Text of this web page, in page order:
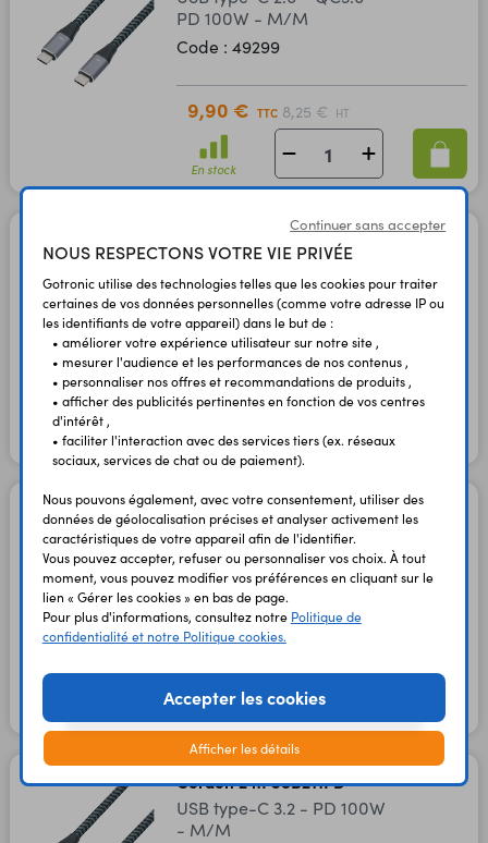
PD 100W - M/M
Code : 49299
9,90 € TTC 8,25 € HT
En stock
Cordon 1,5 m USB210PD
USB type-C 3.1 - PD 60W -
M/M
Code : 49300
12,60 € TTC 10,50 € HT
En stock
Cordon 1,0 m USB204PD
USB type-C 3.2 - PD 60W
- M/M
Code : 49296
7,80 €
En stock
Cordon 2 m USB211PD
USB type-C 3.2 - PD 100W
- M/M
Continuer sans accepter
NOUS RESPECTONS VOTRE VIE PRIVÉE
Gotronic utilise des technologies telles que les cookies pour traiter
certaines de vos données personnelles (comme votre adresse IP ou
les identifiants de votre appareil) dans le but de :
• améliorer votre expérience utilisateur sur notre site ,
• mesurer l'audience et les performances de nos contenus ,
• personnaliser nos offres et recommandations de produits ,
• afficher des publicités pertinentes en fonction de vos centres
d'intérêt ,
• faciliter l'interaction avec des services tiers (ex. réseaux
sociaux, services de chat ou de paiement).
Nous pouvons également, avec votre consentement, utiliser des
données de géolocalisation précises et analyser activement les
caractéristiques de votre appareil afin de l'identifier.
Vous pouvez accepter, refuser ou personnaliser vos choix. À tout
moment, vous pouvez modifier vos préférences en cliquant sur le
lien « Gérer les cookies » en bas de page.
Pour plus d'informations, consultez notre Politique de
confidentialité et notre Politique cookies.
Accepter les cookies
Afficher les détails